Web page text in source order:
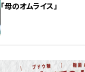
「母のオムライス」